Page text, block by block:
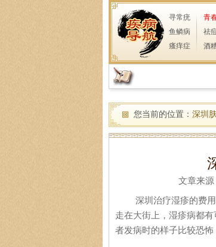
寻常疣 青
鱼鳞病
祛
瘙痒症
酒
您当前的位置： 深圳
文章来
深圳治疗湿疹的费用
走在大街上，湿疹病都
者发病时的样子比较恐